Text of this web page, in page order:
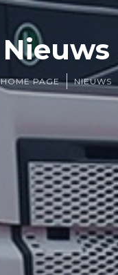
Nieuws
HOME PAGE NIEUWS